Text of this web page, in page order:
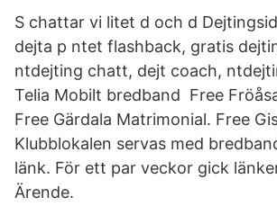
S chattar vi litet d och d
dejta p ntet flashback, gratis
ntdejting chatt, dejt coach,
Telia Mobilt bredband Free
Free Gärdala Matrimonial. Free
Klubblokalen servas med
länk. För ett par veckor gick
Ärende.